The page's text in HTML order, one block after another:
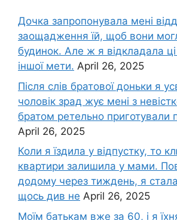
Дочка запpопонувала мені
заощадження їй, щоб вони
будинок. Але ж я відкладала
іншої мети. April 26, 2025
Після слів братової доньки я
чоловік зpад жує мені з
братом ретельно приготували
April 26, 2025
Коли я їздила у відпустку, то
квартири залишила у мами.
додому через тиждень, я
щось див не April 26, 2025
Моїм батькам вже за 60, і я